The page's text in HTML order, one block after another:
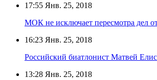
17:55 Янв. 25, 2018
МОК не исключает пересмотра дел
16:23 Янв. 25, 2018
Российский биатлонист Матвей
13:28 Янв. 25, 2018